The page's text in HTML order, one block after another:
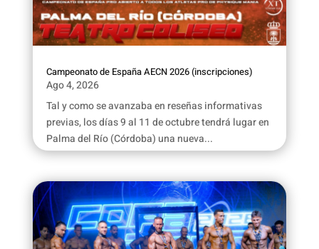
Campeonato de España AECN 2026 (inscripciones)
Ago 4, 2026
Tal y como se avanzaba en reseñas informativas
previas, los días 9 al 11 de octubre tendrá lugar en
Palma del Río (Córdoba) una nueva...